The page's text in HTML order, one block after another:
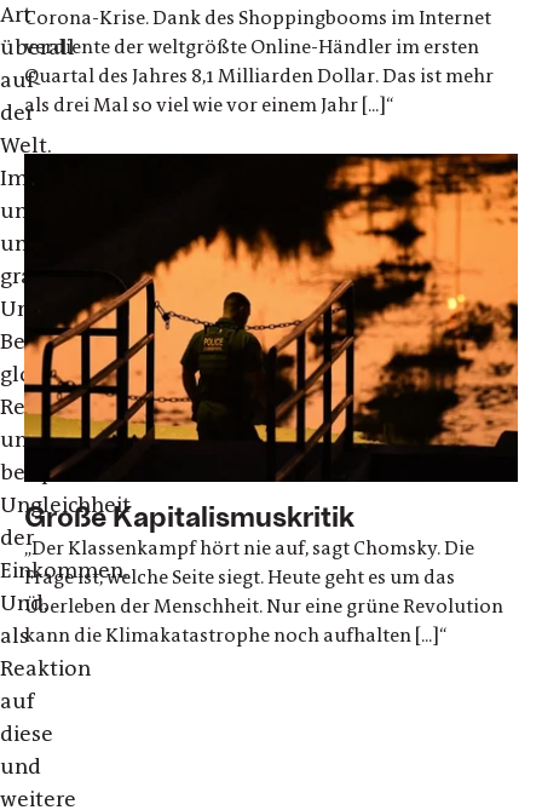
Art
überall
auf
der
Welt.
Immer
umfangreichere
und
gravierendere
Umweltkatastrophen.
Beispielloser
globaler
Reichtum
und
beispiellose
Ungleichheit
der
Einkommen.
Und,
als
Reaktion
auf
diese
und
weitere
Corona-Krise. Dank des Shoppingbooms im Internet
verdiente der weltgrößte Online-Händler im ersten
Quartal des Jahres 8,1 Milliarden Dollar. Das ist mehr
als drei Mal so viel wie vor einem Jahr [...]“
Große Kapitalismuskritik
„Der Klassenkampf hört nie auf, sagt Chomsky. Die
Frage ist, welche Seite siegt. Heute geht es um das
Überleben der Menschheit. Nur eine grüne Revolution
kann die Klimakatastrophe noch aufhalten [...]“